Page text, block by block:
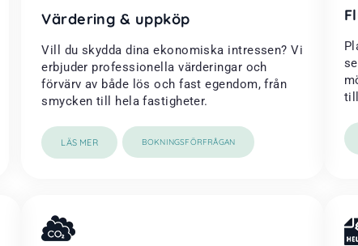
Värdering & uppköp
Vill du skydda dina ekonomiska intressen? Vi
erbjuder professionella värderingar och
förvärv av både lös och fast egendom, från
smycken till hela fastigheter.
LÄS MER BOKNINGSFÖRFRÅGAN